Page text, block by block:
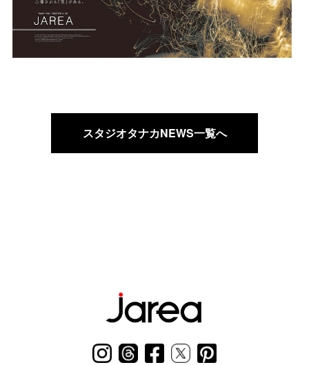
スタジオタナカNEWS一覧へ